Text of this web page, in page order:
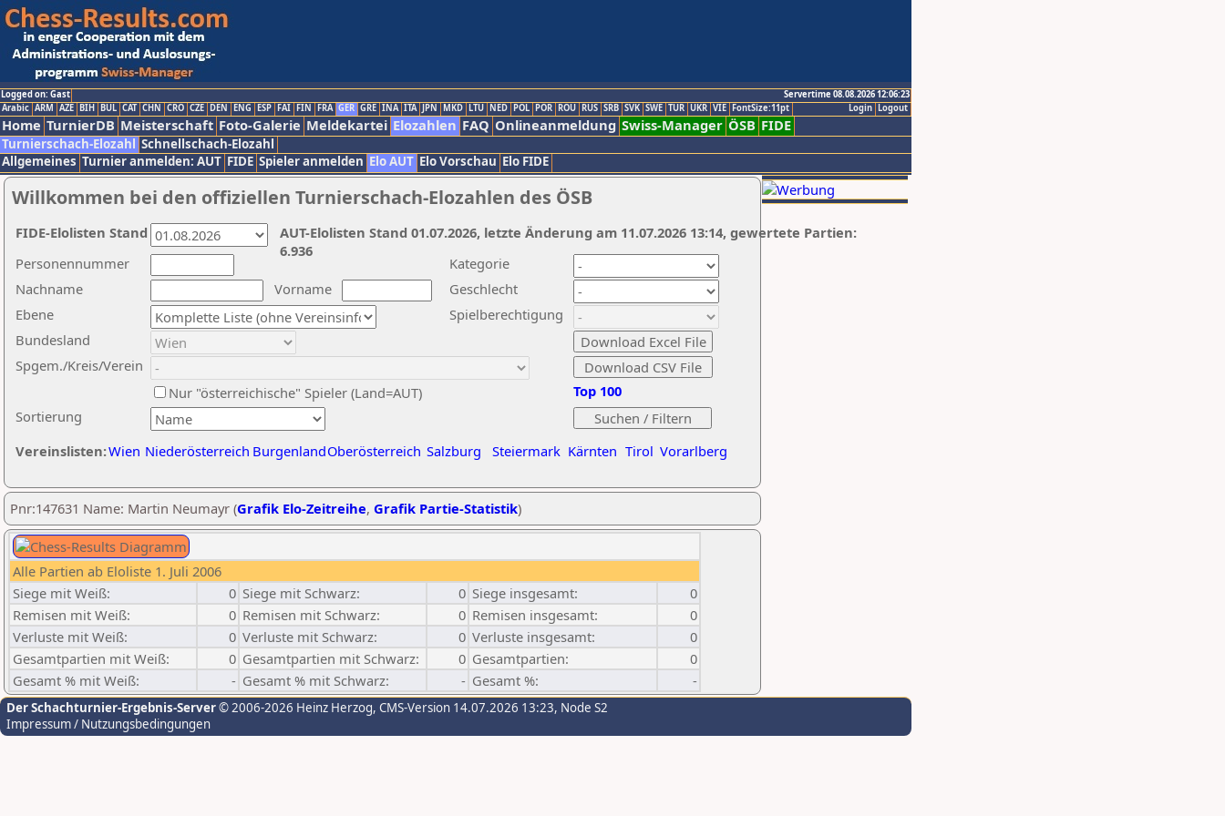
Logged on: Gast
Servertime 08.08.2026 12:06:23
Logout
Login
Arabic ARM AZE BIH BUL CAT CHN CRO CZE DEN ENG ESP FAI FIN FRA GER GRE INA ITA JPN MKD LTU NED POL POR ROU RUS SRB SVK SWE TUR UKR VIE FontSize:11pt
Home TurnierDB Meisterschaft Foto-Galerie Meldekartei Elozahlen FAQ Onlineanmeldung Swiss-Manager ÖSB FIDE
Turnierschach-Elozahl Schnellschach-Elozahl
Allgemeines Turnier anmelden: AUT FIDE Spieler anmelden Elo AUT Elo Vorschau Elo FIDE
Willkommen bei den offiziellen Turnierschach-Elozahlen des ÖSB
Nachname
Vorname
Ebene
Kategorie
Sortierung
Personennummer
Bundesland
Spgem./Kreis/Verein
Geschlecht
Nur "österreichische" Spieler (Land=AUT)
Spielberechtigung
Vereinslisten:Wien Niederösterreich BurgenlandOberösterreich Salzburg Steiermark Kärnten Tirol Vorarlberg
Top 100
AUT-Elolisten Stand 01.07.2026, letzte Änderung am 11.07.2026 13:14, gewertete Partien:
6.936
FIDE-Elolisten Stand
Pnr:147631 Name: Martin Neumayr (Grafik Elo-Zeitreihe, Grafik Partie-Statistik)
Alle Partien ab Eloliste 1. Juli 2006
Siege mit Weiß:
0 Siege mit Schwarz: 0 Siege insgesamt:
0
Remisen mit Weiß:
0 Remisen mit Schwarz: 0 Remisen insgesamt:
0
Verluste mit Weiß:
0 Verluste mit Schwarz: 0 Verluste insgesamt:
0
Gesamtpartien mit Weiß:
0 Gesamtpartien mit Schwarz: 0 Gesamtpartien:
0
Gesamt % mit Weiß:
- Gesamt % mit Schwarz: - Gesamt %: -
Der Schachturnier-Ergebnis-Server© 2006-2026 Heinz Herzog, CMS-Version 14.07.2026 13:23, Node S2
Impressum / Nutzungsbedingungen